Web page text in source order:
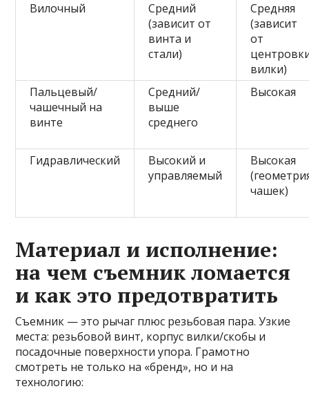
Вилочный
Средний
(зависит от
винта и
стали)
Средняя
(зависит
от
вилки)
Пальцевый/
чашечный на
винте
Средний/
выше
среднего
Высокая
Гидравлический
Высокий и
управляемый
Высокая
чашек)
Материал и исполнение:
на чем съемник ломается
и как это предотвратить
Съемник — это рычаг плюс резьбовая пара. Узкие
места: резьбовой винт, корпус вилки/скобы и
посадочные поверхности упора. Грамотно
смотреть не только на «бренд», но и на
технологию: